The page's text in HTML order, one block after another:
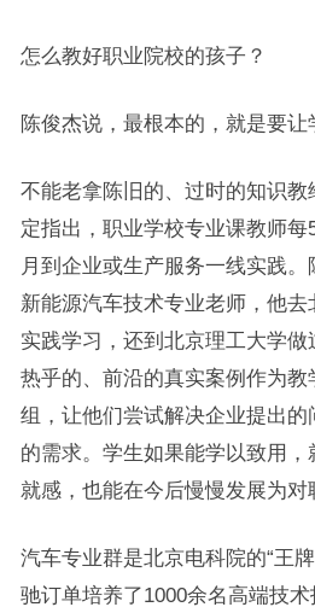
怎么教好职业院校的孩子？
陈俊杰说，最根本的，就是要让
不能老拿陈旧的、过时的知识
定指出，职业学校专业课教师
月到企业或生产服务一线实践
新能源汽车技术专业老师，他
实践学习，还到北京理工大学
热乎的、前沿的真实案例作为
组，让他们尝试解决企业提出
的需求。学生如果能学以致用
就感，也能在今后慢慢发展为对
汽车专业群是北京电科院的“王
驰订单培养了1000余名高端技